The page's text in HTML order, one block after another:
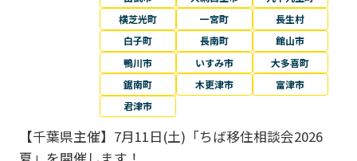
横芝光町
一宮町
長生村
白子町
長南町
館山市
鴨川市
いすみ市
大多喜町
鋸南町
木更津市
富津市
君津市
【千葉県主催】7月11日(土)「ちば移住相談会2026